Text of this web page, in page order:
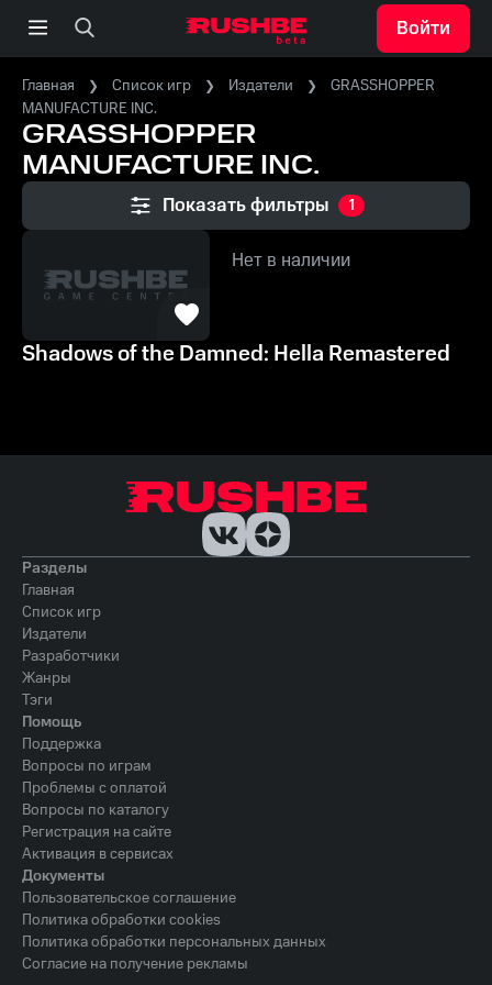
Войти
Главная Список игр Издатели
GRASSHOPPER
MANUFACTURE INC.
GRASSHOPPER
MANUFACTURE INC.
Показать фильтры 1
Нет в наличии
Shadows of the Damned: Hella Remastered
Разделы
Главная
Список игр
Издатели
Разработчики
Жанры
Тэги
Помощь
Поддержка
Вопросы по играм
Проблемы с оплатой
Вопросы по каталогу
Регистрация на сайте
Активация в сервисах
Документы
Пользовательское соглашение
Политика обработки cookies
Политика обработки персональных данных
Согласие на получение рекламы